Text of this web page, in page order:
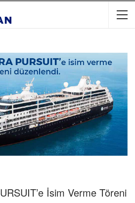
İsim Verme Töreni